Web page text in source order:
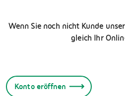
Wenn Sie noch nicht Kunde
gleich Ihr
Konto eröffnen